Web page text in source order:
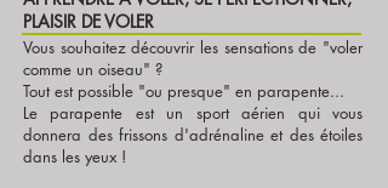
PLAISIR DE VOLER
Vous souhaitez découvrir les sensations de "voler
comme un oiseau" ?
Tout est possible "ou presque" en parapente...
Le parapente est un sport aérien qui vous
donnera des frissons d'adrénaline et des étoiles
dans les yeux !